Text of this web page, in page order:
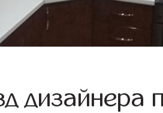
дизайнера